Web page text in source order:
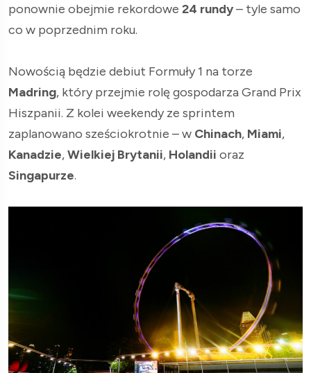
ponownie obejmie rekordowe 24 rundy– tyle samo
co w poprzednim roku.
Nowością będzie debiut Formuły 1 na torze
Madring, który przejmie rolę gospodarza Grand Prix
Hiszpanii. Z kolei weekendy ze sprintem
zaplanowano sześciokrotnie – w Chinach, Miami,
Kanadzie,Wielkiej Brytanii, Holandii oraz
Singapurze.